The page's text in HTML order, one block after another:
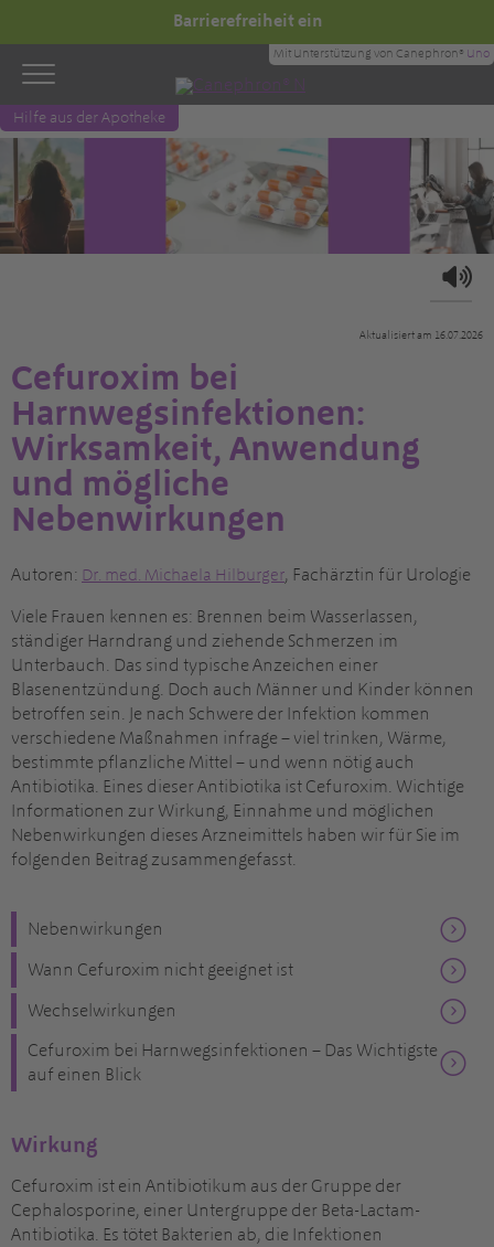
Barrierefreiheit ein
Hilfe aus der Apotheke
Mit Unterstützung von Canephron® Uno
Aktualisiert am 16.07.2026
Cefuroxim bei
Harnwegsinfektionen:
Wirksamkeit, Anwendung
und mögliche
Nebenwirkungen
Autoren: Dr. med. Michaela Hilburger, Fachärztin für Urologie
Viele Frauen kennen es: Brennen beim Wasserlassen,
ständiger Harndrang und ziehende Schmerzen im
Unterbauch. Das sind typische Anzeichen einer
Blasenentzündung. Doch auch Männer und Kinder können
betroffen sein. Je nach Schwere der Infektion kommen
verschiedene Maßnahmen infrage – viel trinken, Wärme,
bestimmte pflanzliche Mittel – und wenn nötig auch
Antibiotika. Eines dieser Antibiotika ist Cefuroxim. Wichtige
Informationen zur Wirkung, Einnahme und möglichen
Nebenwirkungen dieses Arzneimittels haben wir für Sie im
folgenden Beitrag zusammengefasst.
Nebenwirkungen
Wann Cefuroxim nicht geeignet ist
Wechselwirkungen
Cefuroxim bei Harnwegsinfektionen – Das Wichtigste
auf einen Blick
Wirkung
Cefuroxim ist ein Antibiotikum aus der Gruppe der
Cephalosporine, einer Untergruppe der Beta-Lactam-
Antibiotika. Es tötet Bakterien ab, die Infektionen